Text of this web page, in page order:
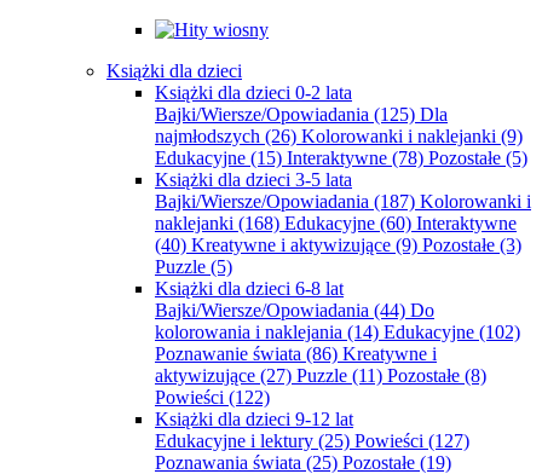
Książki dla dzieci
Książki dla dzieci 0-2 lata
Bajki/Wiersze/Opowiadania (125) Dla
najmłodszych (26) Kolorowanki i naklejanki (9)
Edukacyjne (15) Interaktywne (78) Pozostałe (5)
Książki dla dzieci 3-5 lata
Bajki/Wiersze/Opowiadania (187) Kolorowanki i
naklejanki (168) Edukacyjne (60) Interaktywne
(40) Kreatywne i aktywizujące (9) Pozostałe (3)
Puzzle (5)
Książki dla dzieci 6-8 lat
Bajki/Wiersze/Opowiadania (44) Do
kolorowania i naklejania (14) Edukacyjne (102)
Poznawanie świata (86) Kreatywne i
aktywizujące (27) Puzzle (11) Pozostałe (8)
Powieści (122)
Książki dla dzieci 9-12 lat
Edukacyjne i lektury (25) Powieści (127)
Poznawania świata (25) Pozostałe (19)